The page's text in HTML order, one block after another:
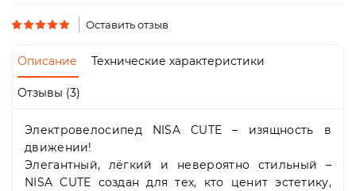
Пт
-
19:00
Сб
10:00
19:00
Вс
-
выходной
Оставить отзыв
Описание Технические характеристики
Отзывы (3)
Электровелосипед NISA CUTE – изящность в
движении!
Элегантный, лёгкий и невероятно стильный –
NISA CUTE создан для тех, кто ценит эстетику,